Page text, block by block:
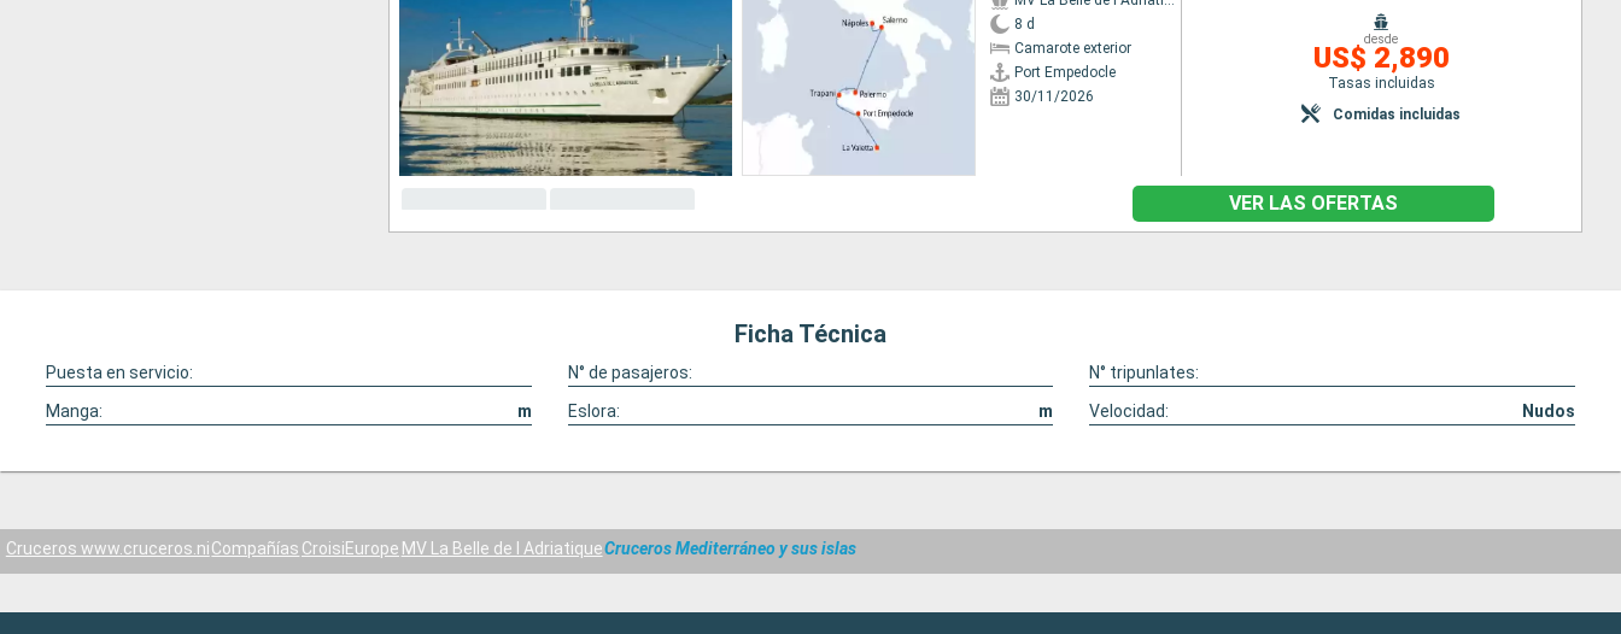
8 d
Camarote exterior
Port Empedocle
30/11/2026
desde
US$ 2,890
Tasas incluidas
Comidas incluidas
VER LAS OFERTAS
Ficha Técnica
Puesta en servicio: N° de pasajeros:
N° tripunlates:
Manga:
m Eslora: m Velocidad: Nudos
Cruceros www.cruceros.niCompañías CroisiEurope MV La Belle de l AdriatiqueCruceros Mediterráneo y sus islas